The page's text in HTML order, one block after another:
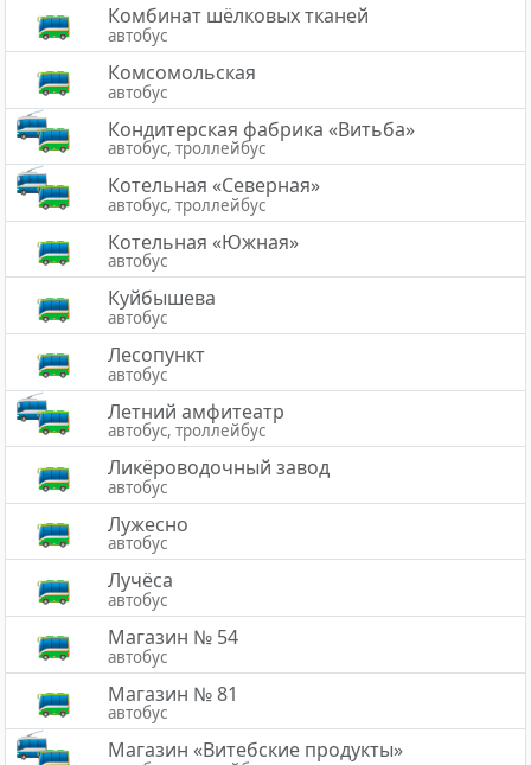
Комбинат шёлковых тканей
автобус
Комсомольская
автобус
Кондитерская фабрика «Витьба»
автобус, троллейбус
Котельная «Северная»
автобус, троллейбус
Котельная «Южная»
автобус
Куйбышева
автобус
Лесопункт
автобус
Летний амфитеатр
автобус, троллейбус
Ликёроводочный завод
автобус
Лужесно
автобус
Лучёса
автобус
Магазин № 54
автобус
Магазин № 81
автобус
Магазин «Витебские продукты»